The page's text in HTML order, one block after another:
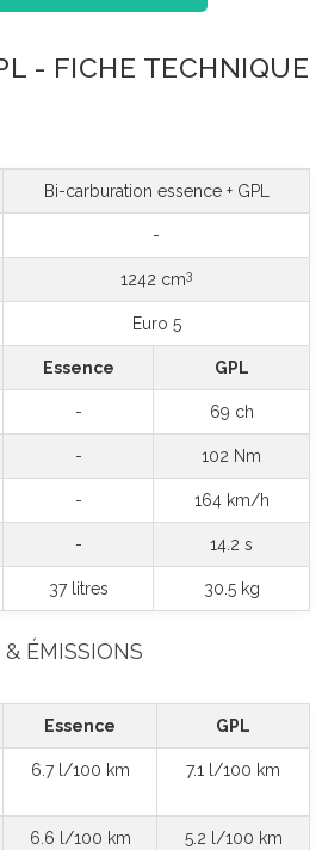
- FICHE TECHNIQUE
Bi-carburation essence + GPL
-
1242 cm3
Euro 5
Essence GPL
- 69 ch
- 102 Nm
- 164 km/h
- 14.2 s
37 litres 30.5 kg
ÉMISSIONS
Essence GPL
6.7 l/100 km 7.1 l/100 km
6.6 l/100 km 5.2 l/100 km